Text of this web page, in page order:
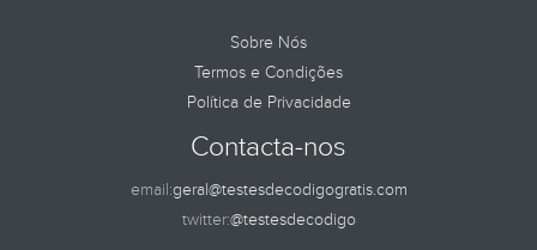
Sobre Nós
Termos e Condições
Política de Privacidade
Contacta-nos
email:geral@testesdecodigogratis.com
twitter:@testesdecodigo